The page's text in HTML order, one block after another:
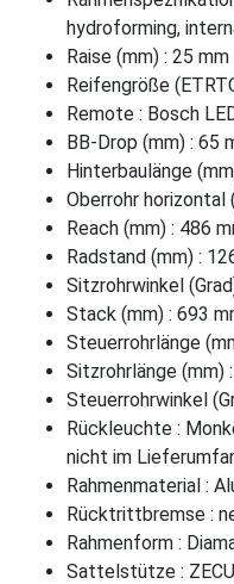
hydroforming,
Raise (mm) : 25 mm
Reifengröße
Remote : Bosch
BB-Drop (mm) : 65
Hinterbaulänge
Oberrohr horizontal
Reach (mm) : 486
Radstand (mm) :
Sitzrohrwinkel
Stack (mm) : 693
Steuerrohrlänge
Sitzrohrlänge (mm)
Steuerrohrwinkel
Rückleuchte :
nicht im
Rahmenmaterial :
Rücktrittbremse :
Rahmenform :
Sattelstütze :